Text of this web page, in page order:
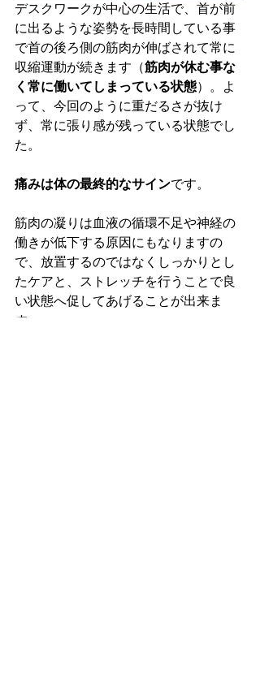
デスクワークが中心の生活で、首が前
に出るような姿勢を長時間している事
で首の後ろ側の筋肉が伸ばされて常に
収縮運動が続きます（筋肉が休む事な
く常に働いてしまっている状態）。よ
って、今回のように重だるさが抜け
ず、常に張り感が残っている状態でし
た。
痛みは体の最終的なサインです。
筋肉の凝りは血液の循環不足や神経の
働きが低下する原因にもなりますの
で、放置するのではなくしっかりとし
たケアと、ストレッチを行うことで良
い状態へ促してあげることが出来ま
す。